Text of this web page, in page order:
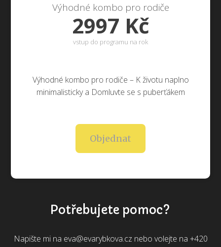
Výhodné kombo pro rodiče
2997 Kč
vstup do programu na rok
Výhodné kombo pro rodiče – K životu naplno
minimalisticky a Domluvte se s puberťákem
Objednat
Potřebujete pomoc?
Napište mi na eva@evarybkova.cz nebo volejte na +420